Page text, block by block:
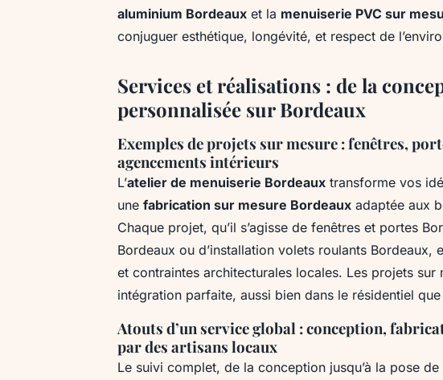
aluminium Bordeaux et la menuiserie PVC sur
conjuguer esthétique, longévité, et respect de
Services et réalisations : de la
personnalisée sur Bordeaux
Exemples de projets sur mesure : fenêtres,
agencements intérieurs
L’atelier de menuiserie Bordeaux transforme vos
une fabrication sur mesure Bordeaux adaptée aux
Chaque projet, qu’il s’agisse de fenêtres et portes
Bordeaux ou d’installation volets roulants Bordeaux,
et contraintes architecturales locales. Les projets
intégration parfaite, aussi bien dans le résidentiel
Atouts d’un service global : conception,
par des artisans locaux
Le suivi complet, de la conception jusqu’à la pose